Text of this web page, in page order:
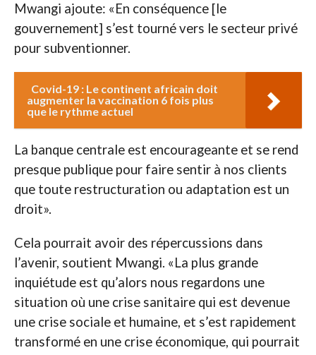
Mwangi ajoute: «En conséquence [le
gouvernement] s’est tourné vers le secteur privé
pour subventionner.
Covid-19 : Le continent africain doit
augmenter la vaccination 6 fois plus
que le rythme actuel
La banque centrale est encourageante et se rend
presque publique pour faire sentir à nos clients
que toute restructuration ou adaptation est un
droit».
Cela pourrait avoir des répercussions dans
l’avenir, soutient Mwangi. «La plus grande
inquiétude est qu’alors nous regardons une
situation où une crise sanitaire qui est devenue
une crise sociale et humaine, et s’est rapidement
transformé en une crise économique, qui pourrait